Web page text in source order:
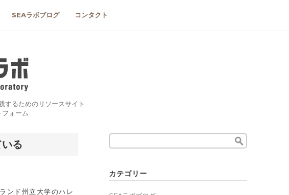
SEAラボブログ コンタクト
するためのリソースサイト
ォーム
る
ンド州立大学のハレ
Search
カテゴリー